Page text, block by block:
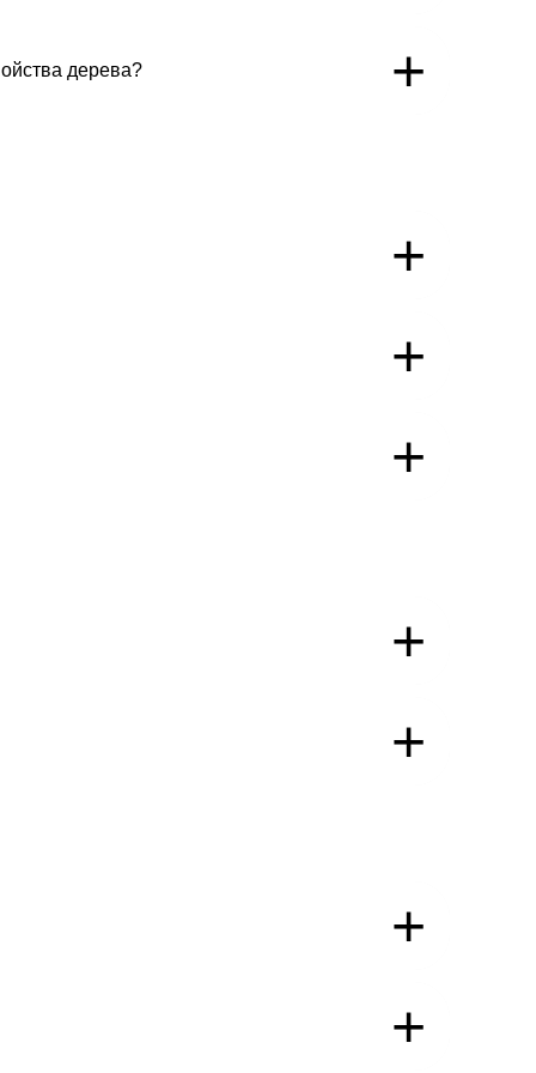
дерева? +
+
+
+
+
+
+
+